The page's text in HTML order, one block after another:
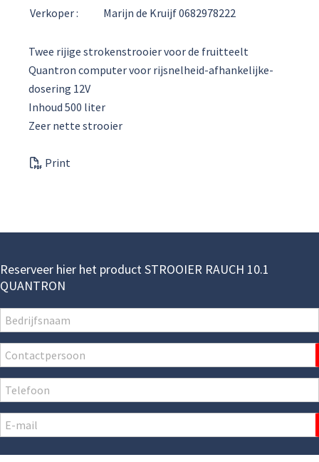
Verkoper :
Marijn de Kruijf 0682978222
Twee rijige strokenstrooier voor de fruitteelt
Quantron computer voor rijsnelheid-afhankelijke-
dosering 12V
Inhoud 500 liter
Zeer nette strooier
Print
Reserveer hier het product STROOIER RAUCH 10.1
QUANTRON